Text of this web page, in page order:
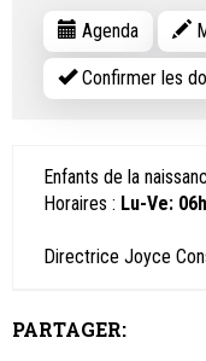
Agenda
Confirmer les
Enfants de la
Horaires : Lu-Ve:
Directrice Joyce
PARTAGER: